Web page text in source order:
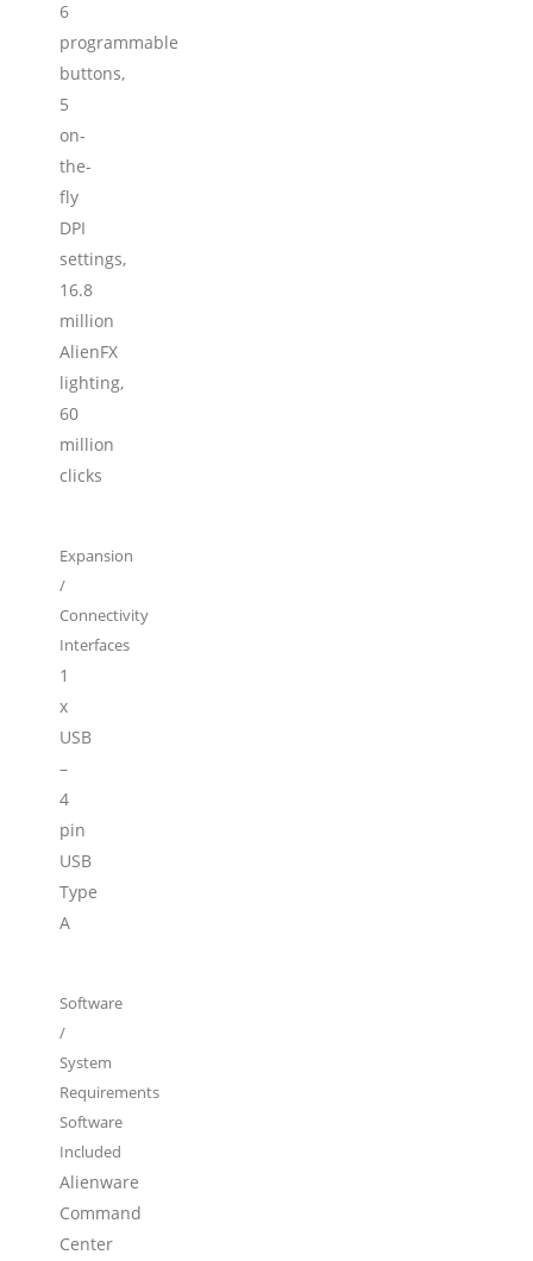
6
programmable
buttons,
5
on-
the-
fly
DPI
settings,
16.8
million
AlienFX
lighting,
60
million
clicks
Expansion
/
Connectivity
Interfaces
1
x
USB
–
4
pin
USB
Type
A
Software
/
System
Requirements
Software
Included
Alienware
Command
Center